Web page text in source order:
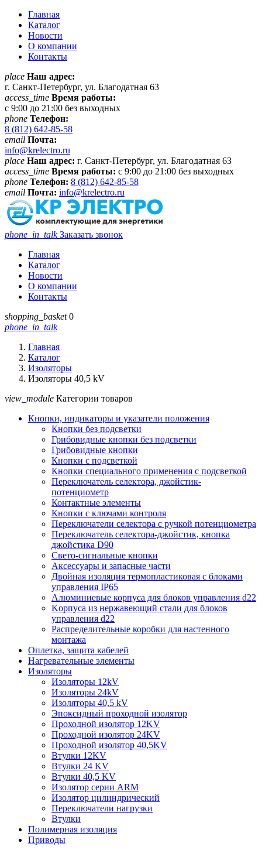
Главная
Каталог
Новости
О компании
Контакты
place Наш адрес:
г. Санкт-Петербург, ул. Благодатная 63
access_time Время работы:
с 9:00 до 21:00 без выходных
phone Телефон:
8 (812) 642-85-58
email Почта:
info@krelectro.ru
place Наш адрес: г. Санкт-Петербург, ул. Благодатная 63
access_time Время работы: с 9:00 до 21:00 без выходных
phone Телефон: 8 (812) 642-85-58
email Почта: info@krelectro.ru
phone_in_talkЗаказать звонок
Главная
Каталог
Новости
О компании
Контакты
shopping_basket 0
phone_in_talk
Главная
Каталог
Изоляторы
Изоляторы 40,5 kV
view_module Категории товаров
Кнопки, индикаторы и указатели положения
Кнопки без подсветки
Грибовидные кнопки без подсветки
Грибовидные кнопки
Кнопки с подсветкой
Кнопки специального применения с подсветкой
Переключатель селектора, джойстик-
потенциометр
Контактные элементы
Кнопки с ключами контроля
Переключатели селектора с ручкой потенциометра
Переключатель селектора-джойстик, кнопка
джойстика D90
Свето-сигнальные кнопки
Аксессуары и запасные части
Двойная изоляция термопластиковая с блоками
управления IP65
Алюминиевые корпуса для блоков управления d22
Kорпуса из нержавеющий стали для блоков
управления d22
Распределительные коробки для настенного
монтажа
Оплетка, защита кабелей
Нагревательные элементы
Изоляторы
Изоляторы 12kV
Изоляторы 24kV
Изоляторы 40,5 kV
Эпоксидный проходной изолятор
Проходной изолятор 12KV
Проходной изолятор 24KV
Проходной изолятор 40,5KV
Втулки 12KV
Втулки 24 KV
Втулки 40,5 KV
Изолятор серии ARM
Изолятор цилиндрический
Переключатели нагрузки
Втулки
Полимерная изоляция
Приводы